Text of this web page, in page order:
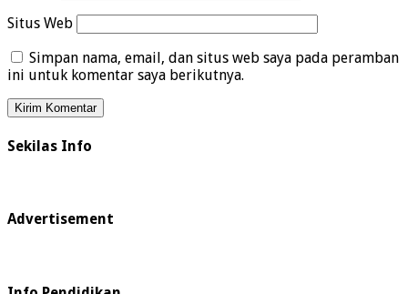
Situs Web
Simpan nama, email, dan situs web saya pada peramban
ini untuk komentar saya berikutnya.
Sekilas Info
Advertisement